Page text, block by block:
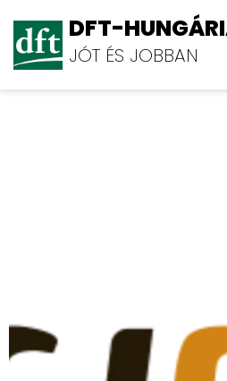
DFT-
JÓT ÉS JOBBAN